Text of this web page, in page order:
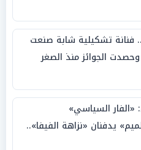
فنانة تشكيلية شابة صنعت
وحصدت الجوائز منذ الصغر
«الفار السياسي»
يدفنان «نزاهة الفيفا»..